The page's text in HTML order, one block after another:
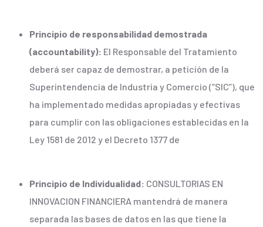
Principio de responsabilidad demostrada
(accountability): El Responsable del Tratamiento
deberá ser capaz de demostrar, a petición de la
Superintendencia de Industria y Comercio (“SIC”), que
ha implementado medidas apropiadas y efectivas
para cumplir con las obligaciones establecidas en la
Ley 1581 de 2012 y el Decreto 1377 de
Principio de Individualidad: CONSULTORIAS EN
INNOVACION FINANCIERA mantendrá de manera
separada las bases de datos en las que tiene la